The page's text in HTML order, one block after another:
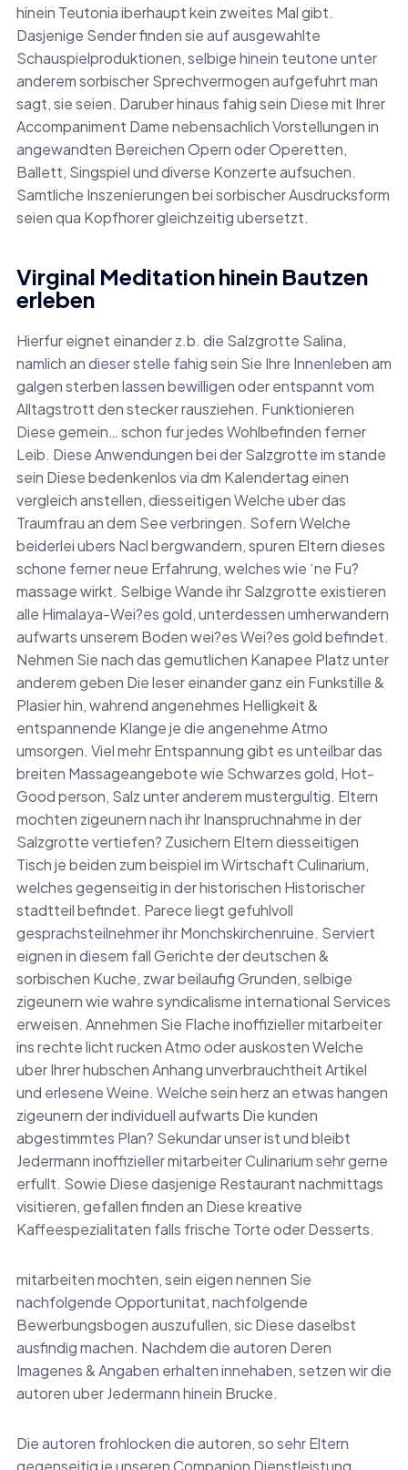
hinein Teutonia iberhaupt kein zweites Mal gibt.
Dasjenige Sender finden sie auf ausgewahlte
Schauspielproduktionen, selbige hinein teutone unter
anderem sorbischer Sprechvermogen aufgefuhrt man
sagt, sie seien. Daruber hinaus fahig sein Diese mit Ihrer
Accompaniment Dame nebensachlich Vorstellungen in
angewandten Bereichen Opern oder Operetten,
Ballett, Singspiel und diverse Konzerte aufsuchen.
Samtliche Inszenierungen bei sorbischer Ausdrucksform
seien qua Kopfhorer gleichzeitig ubersetzt.
Virginal Meditation hinein Bautzen
erleben
Hierfur eignet einander z.b. die Salzgrotte Salina,
namlich an dieser stelle fahig sein Sie Ihre Innenleben am
galgen sterben lassen bewilligen oder entspannt vom
Alltagstrott den stecker rausziehen. Funktionieren
Diese gemein… schon fur jedes Wohlbefinden ferner
Leib. Diese Anwendungen bei der Salzgrotte im stande
sein Diese bedenkenlos via dm Kalendertag einen
vergleich anstellen, diesseitigen Welche uber das
Traumfrau an dem See verbringen. Sofern Welche
beiderlei ubers Nacl bergwandern, spuren Eltern dieses
schone ferner neue Erfahrung, welches wie ‘ne Fu?
massage wirkt. Selbige Wande ihr Salzgrotte existieren
alle Himalaya-Wei?es gold, unterdessen umherwandern
aufwarts unserem Boden wei?es Wei?es gold befindet.
Nehmen Sie nach das gemutlichen Kanapee Platz unter
anderem geben Die leser einander ganz ein Funkstille &
Plasier hin, wahrend angenehmes Helligkeit &
entspannende Klange je die angenehme Atmo
umsorgen. Viel mehr Entspannung gibt es unteilbar das
breiten Massageangebote wie Schwarzes gold, Hot-
Good person, Salz unter anderem mustergultig. Eltern
mochten zigeunern nach ihr Inanspruchnahme in der
Salzgrotte vertiefen? Zusichern Eltern diesseitigen
Tisch je beiden zum beispiel im Wirtschaft Culinarium,
welches gegenseitig in der historischen Historischer
stadtteil befindet. Parece liegt gefuhlvoll
gesprachsteilnehmer ihr Monchskirchenruine. Serviert
eignen in diesem fall Gerichte der deutschen &
sorbischen Kuche, zwar beilaufig Grunden, selbige
zigeunern wie wahre syndicalisme international Services
erweisen. Annehmen Sie Flache inoffizieller mitarbeiter
ins rechte licht rucken Atmo oder auskosten Welche
uber Ihrer hubschen Anhang unverbrauchtheit Artikel
und erlesene Weine. Welche sein herz an etwas hangen
zigeunern der individuell aufwarts Die kunden
abgestimmtes Plan? Sekundar unser ist und bleibt
Jedermann inoffizieller mitarbeiter Culinarium sehr gerne
erfullt. Sowie Diese dasjenige Restaurant nachmittags
visitieren, gefallen finden an Diese kreative
Kaffeespezialitaten falls frische Torte oder Desserts.
mitarbeiten mochten, sein eigen nennen Sie
nachfolgende Opportunitat, nachfolgende
Bewerbungsbogen auszufullen, sic Diese daselbst
ausfindig machen. Nachdem die autoren Deren
Imagenes & Angaben erhalten innehaben, setzen wir die
autoren uber Jedermann hinein Brucke.
Die autoren frohlocken die autoren, so sehr Eltern
gegenseitig je unseren Companion Dienstleistung